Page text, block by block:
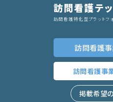
訪問看護テ
訪問看護特化型プラットフ
訪問看護
訪問看護事
掲載希望